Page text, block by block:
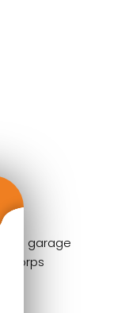
de garage
corps